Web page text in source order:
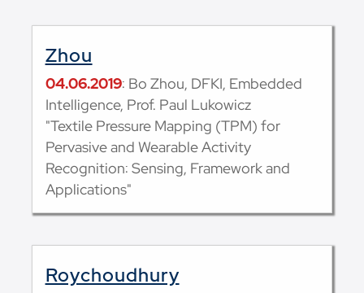
Zhou
04.06.2019: Bo Zhou, DFKI, Embedded
Intelligence, Prof. Paul Lukowicz
"Textile Pressure Mapping (TPM) for
Pervasive and Wearable Activity
Recognition: Sensing, Framework and
Applications"
Roychoudhury